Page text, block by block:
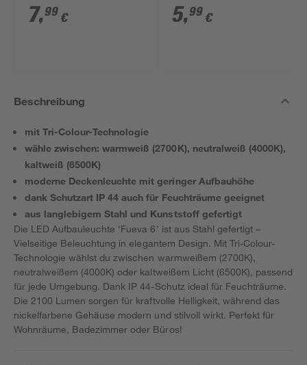
x 44 cm
7,99 €
x 39 cm
5,99 €
Beschreibung
mit Tri-Colour-Technologie
wähle zwischen: warmweiß (2700K), neutralweiß (4000K),
kaltweiß (6500K)
moderne Deckenleuchte mit geringer Aufbauhöhe
dank Schutzart IP 44 auch für Feuchträume geeignet
aus langlebigem Stahl und Kunststoff gefertigt
Die LED Aufbauleuchte 'Fueva 6' ist aus Stahl gefertigt –
Vielseitige Beleuchtung in elegantem Design. Mit Tri-Colour-
Technologie wählst du zwischen warmweißem (2700K),
neutralweißem (4000K) oder kaltweißem Licht (6500K), passend
für jede Umgebung. Dank IP 44-Schutz ideal für Feuchträume.
Die 2100 Lumen sorgen für kraftvolle Helligkeit, während das
nickelfarbene Gehäuse modern und stilvoll wirkt. Perfekt für
Wohnräume, Badezimmer oder Büros!